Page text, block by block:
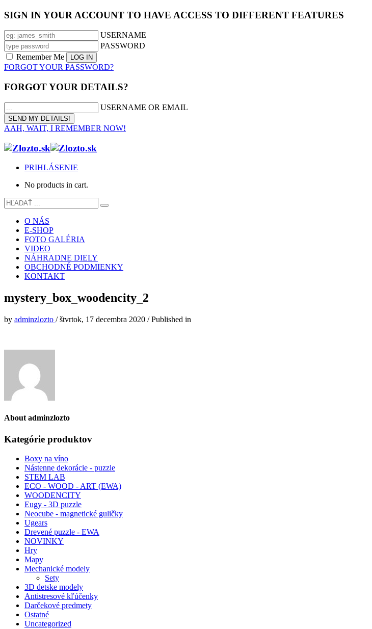
SIGN IN YOUR ACCOUNT TO HAVE ACCESS TO DIFFERENT FEATURES
USERNAME
PASSWORD
Remember Me
FORGOT YOUR PASSWORD?
FORGOT YOUR DETAILS?
USERNAME OR EMAIL
AAH, WAIT, I REMEMBER NOW!
PRIHLÁSENIE
No products in cart.
O NÁS
E-SHOP
FOTO GALÉRIA
VIDEO
NÁHRADNE DIELY
OBCHODNÉ PODMIENKY
KONTAKT
mystery_box_woodencity_2
by adminzlozto /štvrtok, 17 decembra 2020 /Published in
About adminzlozto
Kategórie produktov
Boxy na víno
Nástenne dekorácie - puzzle
STEM LAB
ECO - WOOD - ART (EWA)
WOODENCITY
Eugy - 3D puzzle
Neocube - magnetické guličky
Ugears
Drevené puzzle - EWA
NOVINKY
Hry
Mapy
Mechanické modely
Sety
3D detske modely
Antistresové kľúčenky
Darčekové predmety
Ostatné
Uncategorized